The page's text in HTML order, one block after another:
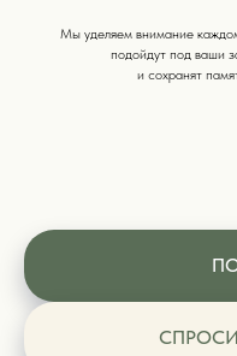
Мы уделяем внимание
подойдут под ваши
и сохранят